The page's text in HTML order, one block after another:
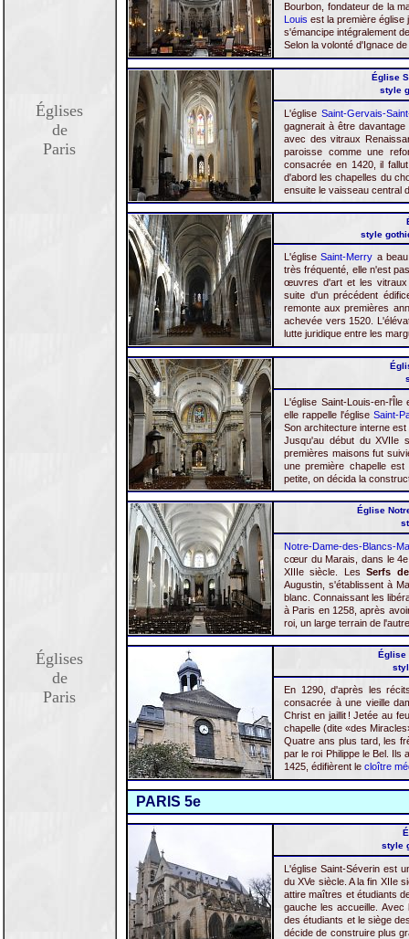
Églises
de
Paris
Églises
de
Paris
Bourbon, fondateur de la
Louis est la première église
s'émancipe intégralement
Selon la volonté d'Ignace
Église
style
L'égliseSaint-Gervais-
gagnerait à être
avec des vitraux
paroisse comme une
consacrée en 1420, il
d'abord les chapelles du
ensuite le vaisseau central
style
L'égliseSaint-Merry a
très fréquenté, elle n'est
œuvres d'art et les vitraux
suite d'un précédent
remonte aux premières
achevée vers 1520.
lutte juridique entre les
L'église Saint-Louis-en-
elle rappelle l'église Saint-
Son architecture interne
Jusqu'au début du XVIIe
premières maisons fut
une première chapelle est
petite, on décida la
Église
Notre-Dame-des-Blancs-
cœur du Marais, dans le
XIIIe siècle. LesSerfs
Augustin, s'établissent à
blanc. Connaissant les
à Paris en 1258, après
roi, un large terrain de
Église
En 1290, d'après les
consacrée à une vieille
Christ en jaillit ! Jetée au
chapelle (dite «des
Quatre ans plus tard, les
par le roi Philippe le Bel. Ils
1425, édifièrent le cloître
PARIS 5e
style
L'église Saint-Séverin est
du XVe siècle. A la fin XIIe
attire maîtres et étudiants
gauche les accueille. Avec
des étudiants et le siège
décide de construire plus